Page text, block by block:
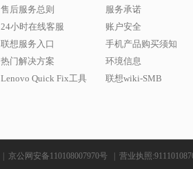
售后服务总则
24小时在线客服
联想服务入口
热门解决方案
Lenovo Quick Fix工具
服务承诺
账户安全
手机产品购买须知
环境信息
联想wiki-SMB
京公网安备110108007970号 营业执照